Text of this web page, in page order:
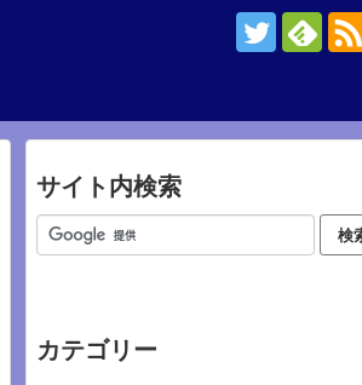
サイト内検索
カテゴリー